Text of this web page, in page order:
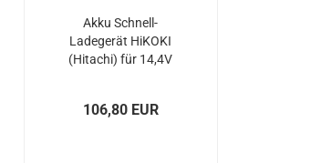
Akku Schnell-
Ladegerät HiKOKI
(Hitachi) für 14,4V
106,80 EUR